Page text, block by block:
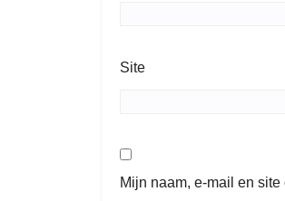
Site
Mijn naam, e-mail en